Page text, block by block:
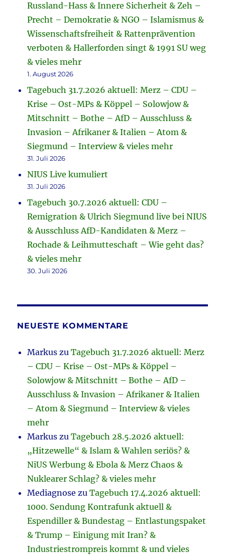
Russland-Hass & Innere Sicherheit & Zeh –
Precht – Demokratie & NGO – Islamismus &
Wissenschaftsfreiheit & Rattenprävention
verboten & Hallerforden singt & 1991 SU weg
& vieles mehr
1. August 2026
Tagebuch 31.7.2026 aktuell: Merz – CDU –
Krise – Ost-MPs & Köppel – Solowjow &
Mitschnitt – Bothe – AfD – Ausschluss &
Invasion – Afrikaner & Italien – Atom &
Siegmund – Interview & vieles mehr
31. Juli 2026
NIUS Live kumuliert
31. Juli 2026
Tagebuch 30.7.2026 aktuell: CDU –
Remigration & Ulrich Siegmund live bei NIUS
& Ausschluss AfD-Kandidaten & Merz –
Rochade & Leihmutteschaft – Wie geht das?
& vieles mehr
30. Juli 2026
NEUESTE KOMMENTARE
Markus zuTagebuch 31.7.2026 aktuell: Merz
– CDU – Krise – Ost-MPs & Köppel –
Solowjow & Mitschnitt – Bothe – AfD –
Ausschluss & Invasion – Afrikaner & Italien
– Atom & Siegmund – Interview & vieles
mehr
Markus zuTagebuch 28.5.2026 aktuell:
„Hitzewelle“ & Islam & Wahlen seriös? &
NiUS Werbung & Ebola & Merz Chaos &
Nuklearer Schlag? & vieles mehr
Mediagnose zuTagebuch 17.4.2026 aktuell:
1000. Sendung Kontrafunk aktuell &
Espendiller & Bundestag – Entlastungspaket
& Trump – Einigung mit Iran? &
Industriestrompreis kommt & und vieles